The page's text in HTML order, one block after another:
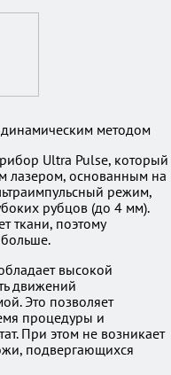
методом
Ultra Pulse, который
лазером, основанным на
режим,
рубцов (до 4 мм).
ткани, поэтому
больше.
высокой
движений
Это позволяет
процедуры и
При этом не возникает
подвергающихся